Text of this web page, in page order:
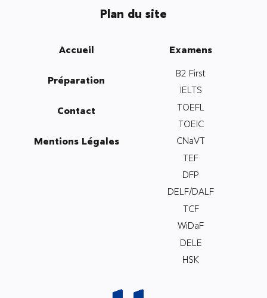
Plan du site
Accueil
Préparation
Contact
Mentions Légales
Examens
B2 First
IELTS
TOEFL
TOEIC
CNaVT
TEF
DFP
DELF/DALF
TCF
WiDaF
DELE
HSK